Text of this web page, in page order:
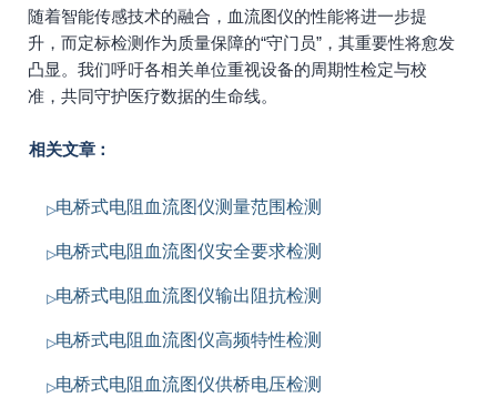
随着智能传感技术的融合，血流图仪的性能将进一步提
升，而定标检测作为质量保障的“守门员”，其重要性将愈发
凸显。我们呼吁各相关单位重视设备的周期性检定与校
准，共同守护医疗数据的生命线。
相关文章：
电桥式电阻血流图仪测量范围检测
电桥式电阻血流图仪安全要求检测
电桥式电阻血流图仪输出阻抗检测
电桥式电阻血流图仪高频特性检测
电桥式电阻血流图仪供桥电压检测